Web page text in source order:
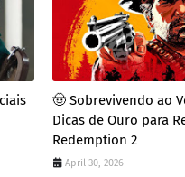
​🤠 Sobrevivendo ao
Dicas de Ouro para
Redemption 2
April 30, 2026